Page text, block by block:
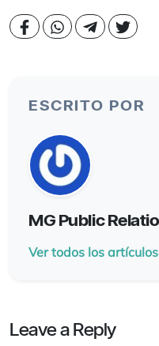
ESCRITO POR
MG Public
Ver todos los
Leave a Reply